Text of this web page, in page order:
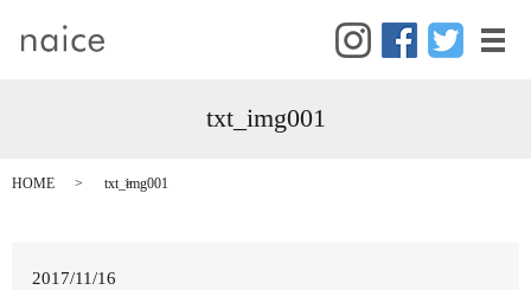
メ
txt_img001
HOME txt_img001
2017/11/16